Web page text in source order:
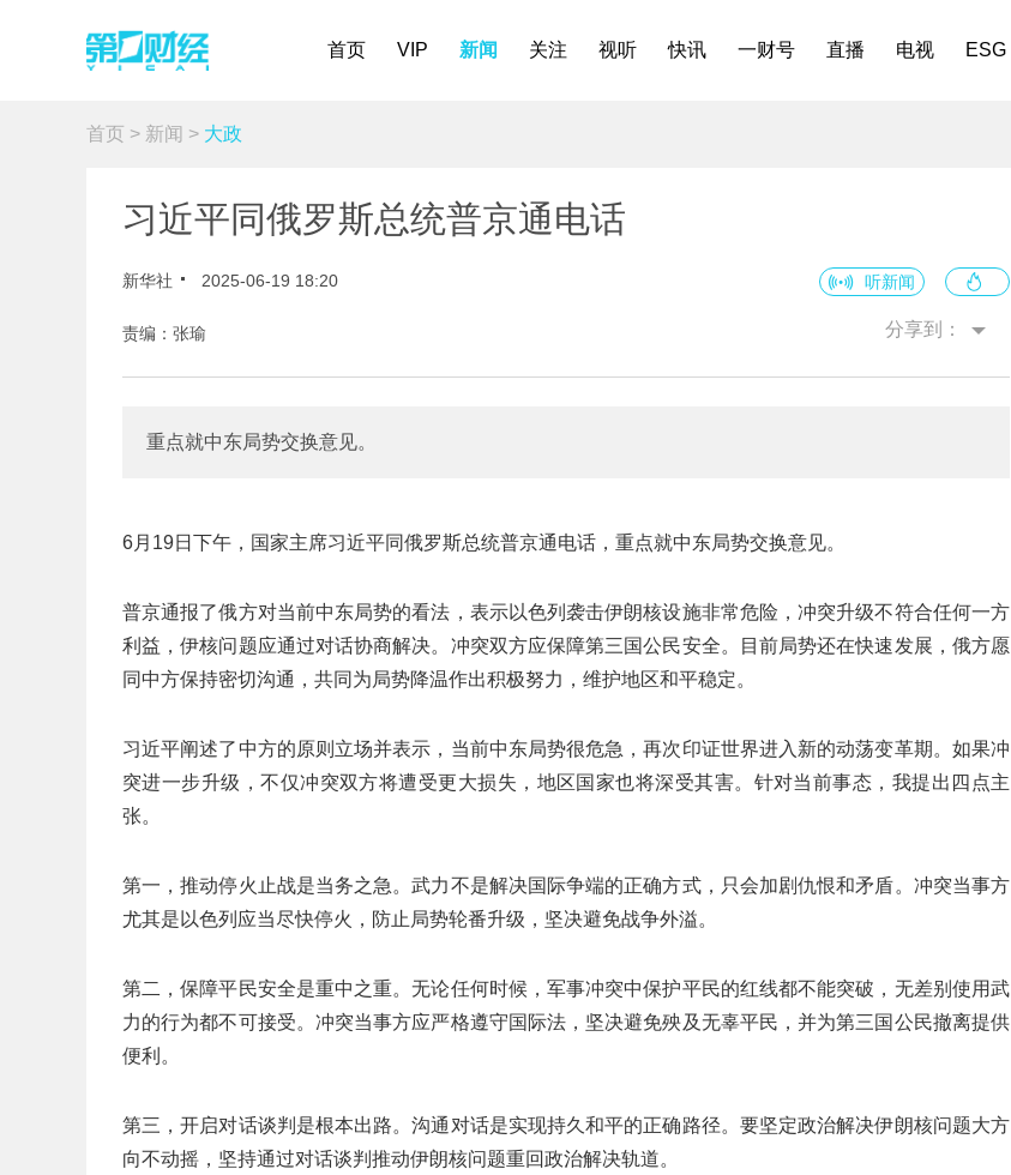
首页 VIP 新闻 关注 视听 快讯 一财号 直播 电视 ESG
首页 > 新闻 > 大政
习近平同俄罗斯总统普京通电话
新华社 2025-06-19 18:20 听新闻
责编：张瑜 分享到：
重点就中东局势交换意见。
6月19日下午，国家主席习近平同俄罗斯总统普京通电话，重点就中东局势交换意见。
普京通报了俄方对当前中东局势的看法，表示以色列袭击伊朗核设施非常危险，冲突升级不符合任何一方
利益，伊核问题应通过对话协商解决。冲突双方应保障第三国公民安全。目前局势还在快速发展，俄方愿
同中方保持密切沟通，共同为局势降温作出积极努力，维护地区和平稳定。
习近平阐述了中方的原则立场并表示，当前中东局势很危急，再次印证世界进入新的动荡变革期。如果冲
突进一步升级，不仅冲突双方将遭受更大损失，地区国家也将深受其害。针对当前事态，我提出四点主
张。
第一，推动停火止战是当务之急。武力不是解决国际争端的正确方式，只会加剧仇恨和矛盾。冲突当事方
尤其是以色列应当尽快停火，防止局势轮番升级，坚决避免战争外溢。
第二，保障平民安全是重中之重。无论任何时候，军事冲突中保护平民的红线都不能突破，无差别使用武
力的行为都不可接受。冲突当事方应严格遵守国际法，坚决避免殃及无辜平民，并为第三国公民撤离提供
便利。
第三，开启对话谈判是根本出路。沟通对话是实现持久和平的正确路径。要坚定政治解决伊朗核问题大方
向不动摇，坚持通过对话谈判推动伊朗核问题重回政治解决轨道。